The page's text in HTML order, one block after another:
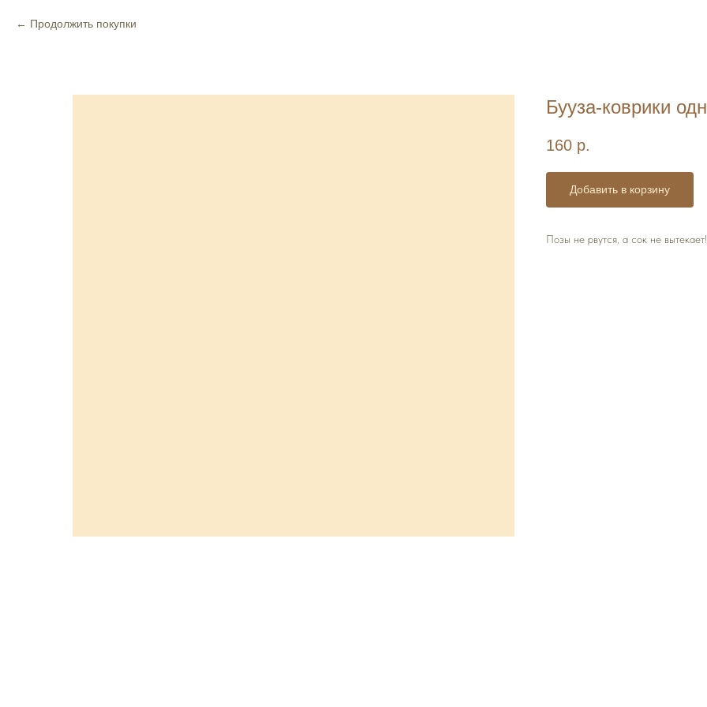
Продолжить покупки
Бууза-коврики
160 р.
Добавить в корзину
Позы не рвутся, а сок не вытекает!